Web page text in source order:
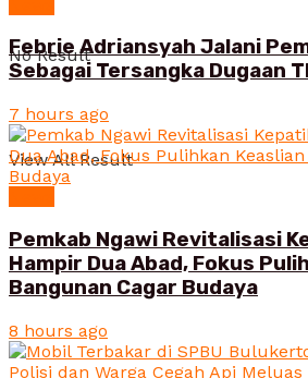
No Result
View All Result
Febrie Adriansyah Jalani
Sebagai Tersangka Dugaan
7 hours ago
Pemkab Ngawi Revitalisasi
Hampir Dua Abad, Fokus
Bangunan Cagar Budaya
8 hours ago